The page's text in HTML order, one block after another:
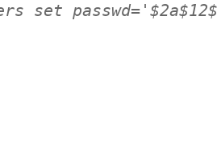
set